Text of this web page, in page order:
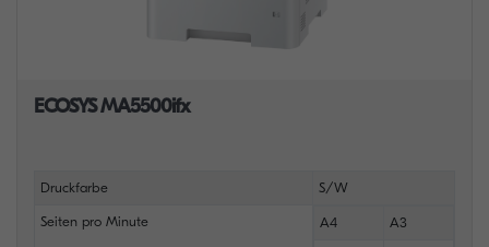
ECOSYS MA5500ifx
Druckfarbe S/W
Seiten pro Minute A4 A3